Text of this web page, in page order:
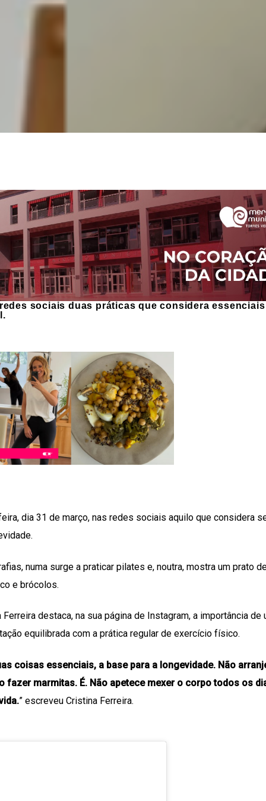
sociais duas práticas que considera
dia 31 de março, nas redes sociais aquilo que considera
numa surge a praticar pilates e, noutra, mostra um prato
e brócolos.
destaca, na sua página de Instagram, a importância de
equilibrada com a prática regular de exercício físico.
coisas essenciais, a base para a longevidade. Não
fazer marmitas. É. Não apetece mexer o corpo todos os
” escreveu Cristina Ferreira.